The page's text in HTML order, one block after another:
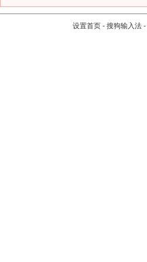
设置首页 - 搜狗输入法 -